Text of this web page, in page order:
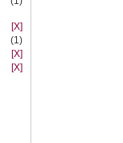
[X]
(1)
[X]
[X]